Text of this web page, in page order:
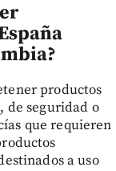
productos
de seguridad o
que requieren
a uso